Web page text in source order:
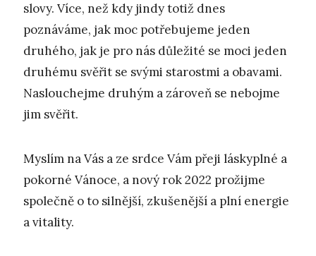
slovy. Více, než kdy jindy totiž dnes
poznáváme, jak moc potřebujeme jeden
druhého, jak je pro nás důležité se moci jeden
druhému svěřit se svými starostmi a obavami.
Naslouchejme druhým a zároveň se nebojme
jim svěřit.
Myslím na Vás a ze srdce Vám přeji láskyplné a
pokorné Vánoce, a nový rok 2022 prožijme
společně o to silnější, zkušenější a plní energie
a vitality.